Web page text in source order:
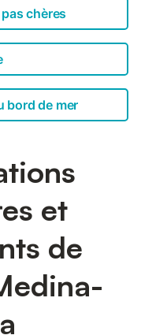
chères
bord de mer
et
de